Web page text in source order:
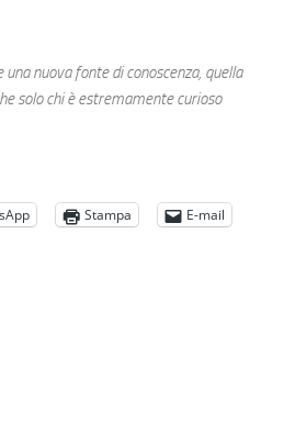
una nuova fonte di conoscenza, quella
solo chi è estremamente curioso
Stampa
E-mail